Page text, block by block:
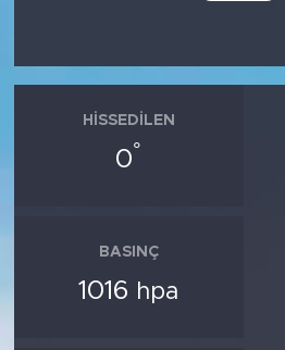
HISSEDILEN
0°
BASINÇ
1016 hpa